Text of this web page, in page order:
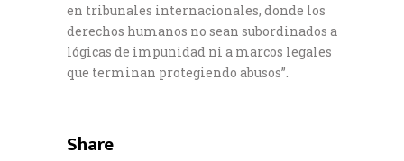
en tribunales internacionales, donde los
derechos humanos no sean subordinados a
lógicas de impunidad ni a marcos legales
que terminan protegiendo abusos”.
Share